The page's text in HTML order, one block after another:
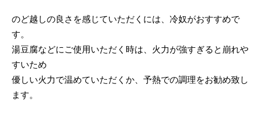
のど越しの良さを感じていただくには、冷奴がおすすめで
す。
湯豆腐などにご使用いただく時は、火力が強すぎると崩れや
すいため
優しい火力で温めていただくか、予熱での調理をお勧め致し
ます。